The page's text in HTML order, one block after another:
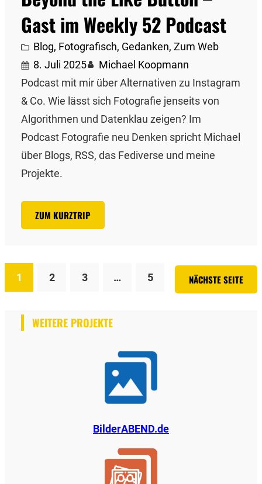
Gast im Weekly 52 Podcast
Blog, Fotografisch, Gedanken, Zum Web
8. Juli 2025
Michael Koopmann
Podcast mit mir über Alternativen zu Instagram
& Co. Wie lässt sich Fotografie jenseits von
Algorithmen und Datenklau zeigen? Im
Podcast Fotografie neu Denken spricht Michael
über Blogs, RSS, das Fediverse und meine
Projekte.
ZUM KURZTRIP
1 2 3 … 5 NÄCHSTE SEITE
WEITERE PROJEKTE
BilderABEND.de